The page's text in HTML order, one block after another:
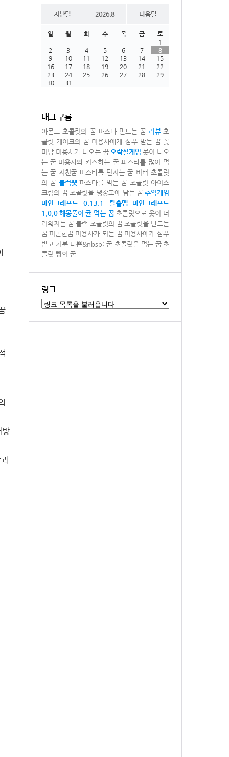
방
지난달 2026.8 다음달
일 월 화 수 목 금
토
1
2
3 4 5 6 7
8
9
10 11 12 13 14
15
16
17 18 19 20 21
22
23
24 25 26 27 28
29
30
31
태그 구름
아몬드 초콜릿의 꿈 파스타 만드는 꿈 리뷰 초
콜릿 케이크의 꿈 미용사에게 샴푸 받는 꿈 꽃
미남 미용사가 나오는 꿈 오락실게임 못이 나오
는 꿈 미용사와 키스하는 꿈 파스타를 많이 먹
는 꿈 지친꿈 파스타를 던지는 꿈 비터 초콜릿
의 꿈 블럭펫 파스타를 먹는 꿈 초콜릿 아이스
크림의 꿈 초콜릿을 냉장고에 담는 꿈 추억게임
마인크래프트 0.13.1 탈출맵
마인크래프트
1.0.0 해몽풀이 귤 먹는 꿈 초콜릿으로 옷이 더
러워지는 꿈 블랙 초콜릿의 꿈 초콜릿을 만드는
꿈 피곤한꿈 미용사가 되는 꿈 미용사에게 샴푸
받고 기분 나쁜&nbsp; 꿈 초콜릿을 먹는 꿈 초
콜릿 빵의 꿈
링크